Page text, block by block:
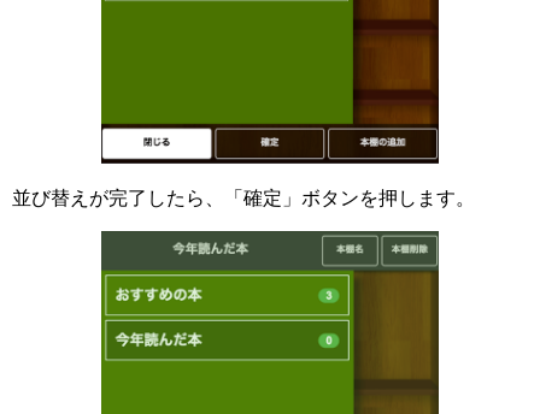
並び替えが完了したら、「確定」ボタンを押します。